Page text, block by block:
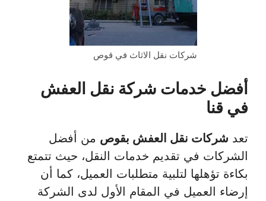
شركات نقل الاثاث في قوص
أفضل خدمات شركة نقل العفش
في قنا
تعد شركات نقل العفش بقوص من أفضل
الشركات في تقديم خدمات النقل، حيث تتمتع
بكاءة تؤهلها لتلبية متطلبات العميل، كما أن
إرضاء العميل في المقام الأول لدى الشركة